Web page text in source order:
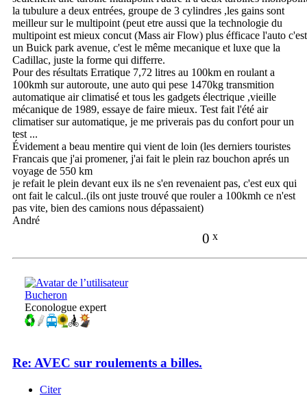
la tubulure a deux entrées, groupe de 3 cylindres ,les gains sont
meilleur sur le multipoint (peut etre aussi que la technologie du
multipoint est mieux concut (Mass air Flow) plus éfficace l'auto c'est
un Buick park avenue, c'est le même mecanique et luxe que la
Cadillac, juste la forme qui differre.
Pour des résultats Erratique 7,72 litres au 100km en roulant a
100kmh sur autoroute, une auto qui pese 1470kg transmition
automatique air climatisé et tous les gadgets électrique ,vieille
mécanique de 1989, essaye de faire mieux. Test fait l'été air
climatiser sur automatique, je me priverais pas du confort pour un
test ...
Évidement a beau mentire qui vient de loin (les derniers touristes
Francais que j'ai promener, j'ai fait le plein raz bouchon aprés un
voyage de 550 km
je refait le plein devant eux ils ne s'en revenaient pas, c'est eux qui
ont fait le calcul..(ils ont juste trouvé que rouler a 100kmh ce n'est
pas vite, bien des camions nous dépassaient)
André
0 x
Bucheron
Econologue expert
Re: AVEC sur roulements a billes.
Citer